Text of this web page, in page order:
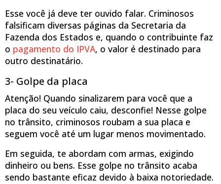
Esse você já deve ter ouvido falar. Criminosos
falsificam diversas páginas da Secretaria da
Fazenda dos Estados e, quando o contribuinte faz
o pagamento do IPVA, o valor é destinado para
outro destinatário.
3- Golpe da placa
Atenção! Quando sinalizarem para você que a
placa do seu veículo caiu, desconfie! Nesse golpe
no trânsito, criminosos roubam a sua placa e
seguem você até um lugar menos movimentado.
Em seguida, te abordam com armas, exigindo
dinheiro ou bens. Esse golpe no trânsito acaba
sendo bastante eficaz devido à baixa notoriedade.